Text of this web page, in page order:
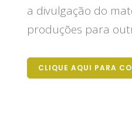
a divulgação do
produções para
CLIQUE AQUI PARA